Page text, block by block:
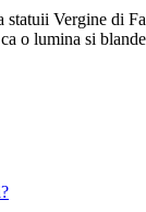
Vergine di
lumina si